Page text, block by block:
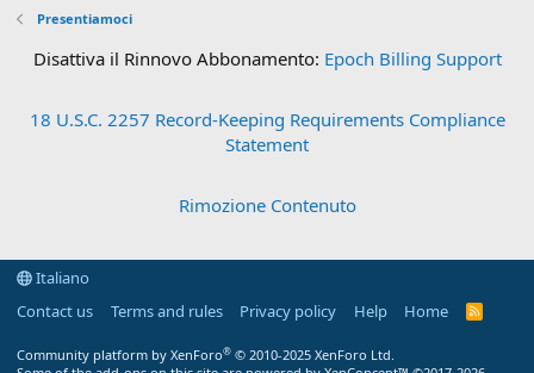
Presentiamoci
Disattiva il Rinnovo Abbonamento: Epoch Billing Support
18 U.S.C. 2257 Record-Keeping Requirements Compliance
Statement
Rimozione Contenuto
Italiano
Contact us
Terms and rules Privacy policy Help Home
R
Community platform by XenForo® © 2010-2025 XenForo Ltd.